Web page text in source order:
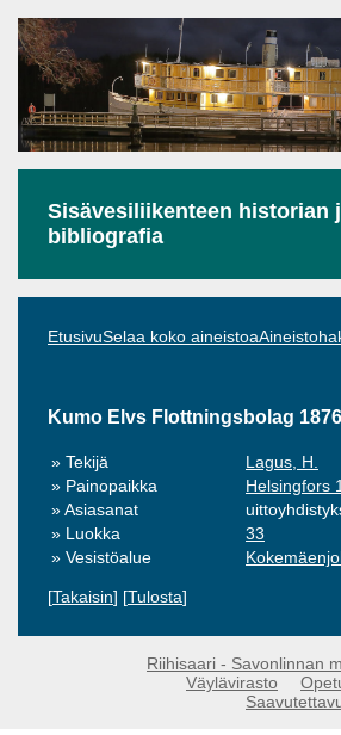
Sisävesiliikenteen historian
bibliografia
Kumo Elvs Flottningsbolag
Tekijä
Lagus, H.
Painopaikka
Helsingfors
Asiasanat
Luokka
33
Vesistöalue
[Takaisin] [Tulosta]
EtusivuSelaa koko aineistoa
Riihisaari - Savonlinnan
Väylävirasto